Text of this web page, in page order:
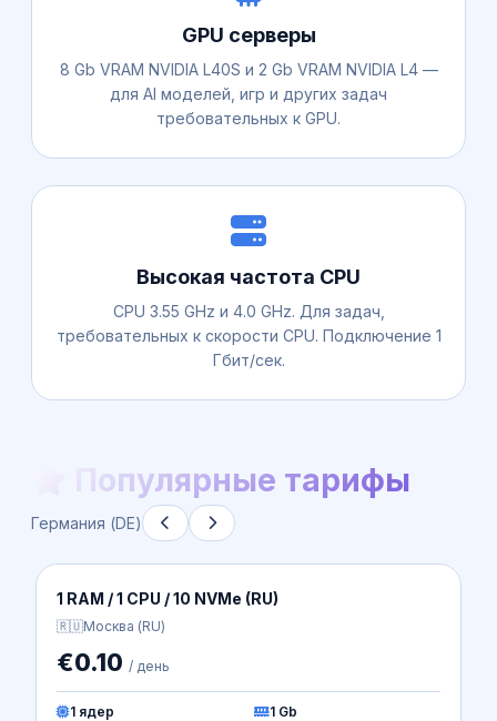
GPU серверы
8 Gb VRAM NVIDIA L40S и 2 Gb VRAM NVIDIA L4 —
для AI моделей, игр и других задач
требовательных к GPU.
Высокая частота CPU
CPU 3.55 GHz и 4.0 GHz. Для задач,
требовательных к скорости CPU. Подключение 1
Гбит/сек.
Популярные тарифы
Германия (DE)
Essential Intel| DE-1 (EU)
🇩🇪Германия (DE)
€0.68 / день
1 ядер
2.5 Gb